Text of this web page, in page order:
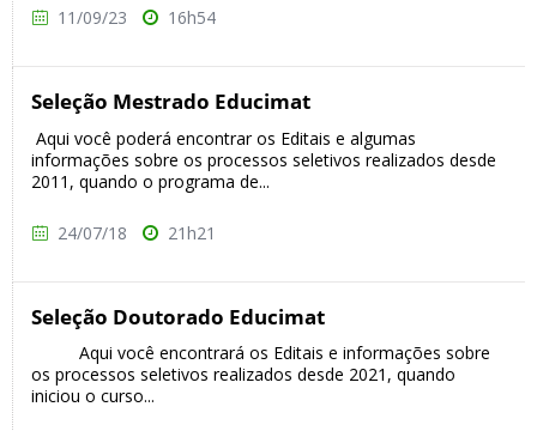
11/09/23 16h54
Seleção Mestrado Educimat
Aqui você poderá encontrar os Editais e algumas
informações sobre os processos seletivos realizados desde
2011, quando o programa de...
24/07/18 21h21
Seleção Doutorado Educimat
Aqui você encontrará os Editais e informações sobre
os processos seletivos realizados desde 2021, quando
iniciou o curso...